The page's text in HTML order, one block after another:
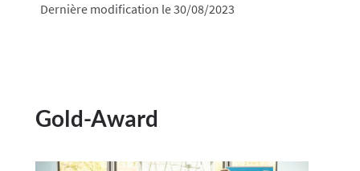
Dernière modification le 30/08/2023
Gold-Award